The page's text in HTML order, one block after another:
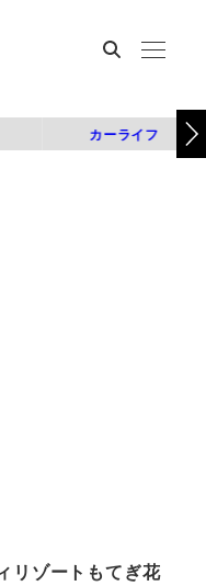
カーライフ
リゾートもてぎ花